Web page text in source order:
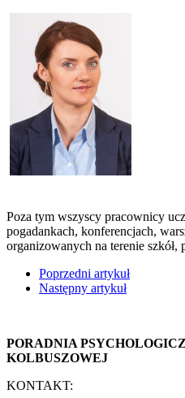
Poza tym wszyscy pracownicy
pogadankach, konferencjach,
organizowanych na terenie
Poprzedni artykuł
Następny artykuł
PORADNIA
KOLBUSZOWEJ
KONTAKT: